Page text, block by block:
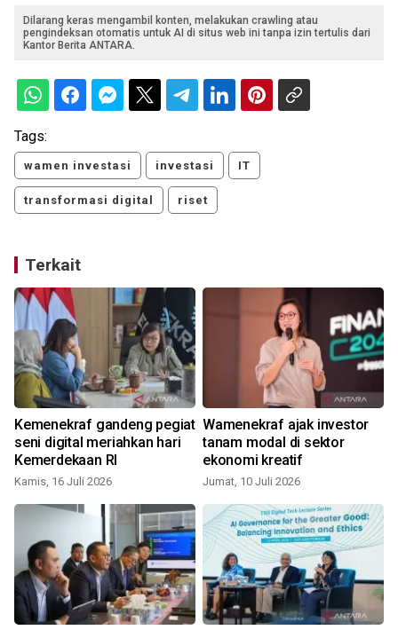
Dilarang keras mengambil konten, melakukan crawling atau
pengindeksan otomatis untuk AI di situs web ini tanpa izin tertulis dari
Kantor Berita ANTARA.
Tags:
wamen investasi investasi IT
transformasi digital riset
Terkait
Kemenekraf gandeng pegiat
seni digital meriahkan hari
Kemerdekaan RI
Kamis, 16 Juli 2026
Wamenekraf ajak investor
tanam modal di sektor
ekonomi kreatif
Jumat, 10 Juli 2026